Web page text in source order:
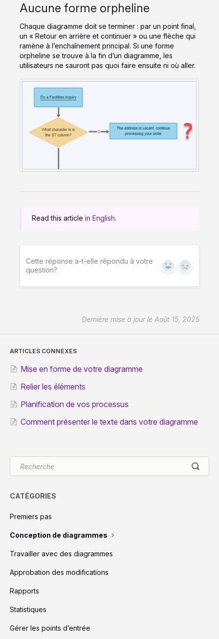
Aucune forme orpheline
Chaque diagramme doit se terminer : par un point final,
un « Retour en arrière et continuer » ou une flèche qui
ramène à l’enchaînement principal. Si une forme
orpheline se trouve à la fin d’un diagramme, les
utilisateurs ne sauront pas quoi faire ensuite ni où aller.
Read this article in English.
Cette réponse a-t-elle répondu à votre
question?
Yes No
Dernière mise à jour le Août 15, 2025
ARTICLES CONNEXES
Mise en forme de votre diagramme
Relier les éléments
Planification de vos processus
Comment présenter le texte dans votre diagramme
CATÉGORIES
Premiers pas
Conception de diagrammes
Travailler avec des diagrammes
Approbation des modifications
Rapports
Statistiques
Gérer les points d’entrée